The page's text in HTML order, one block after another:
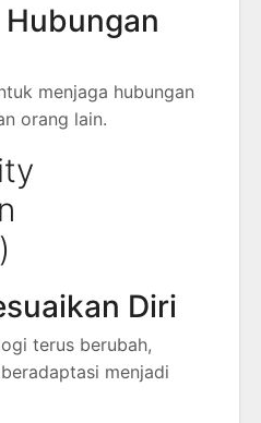
menjaga hubungan
orang lain.
Diri
terus berubah,
menjadi